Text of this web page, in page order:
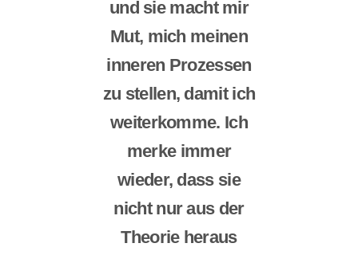
und sie macht mir
Mut, mich meinen
inneren Prozessen
zu stellen, damit ich
weiterkomme. Ich
merke immer
wieder, dass sie
nicht nur aus der
Theorie heraus